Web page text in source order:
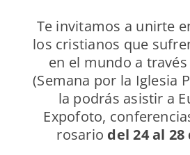
Te invitamos a unirte
los cristianos que
en el mundo a través
(Semana por la Iglesia
la podrás asistir a
Expofoto,
rosario del 24 al